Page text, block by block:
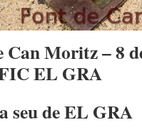
Moritz – 8
EL GRA
seu de EL GRA